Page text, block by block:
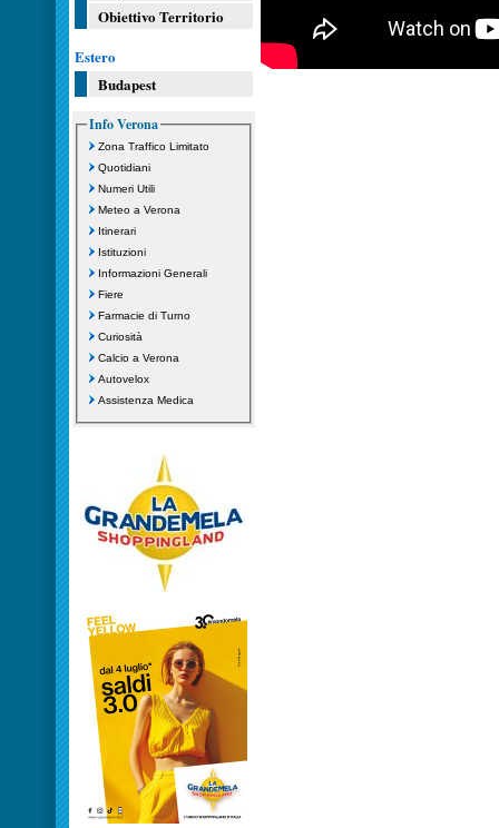
Obiettivo Territorio
Estero
Budapest
Info Verona
Zona Traffico Limitato
Quotidiani
Numeri Utili
Meteo a Verona
Itinerari
Istituzioni
Informazioni Generali
Fiere
Farmacie di Turno
Curiosità
Calcio a Verona
Autovelox
Assistenza Medica